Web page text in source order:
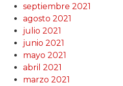
septiembre 2021
agosto 2021
julio 2021
junio 2021
mayo 2021
abril 2021
marzo 2021